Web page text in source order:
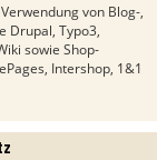
von Blog-,
Drupal, Typo3,
sowie Shop-
Intershop, 1&1